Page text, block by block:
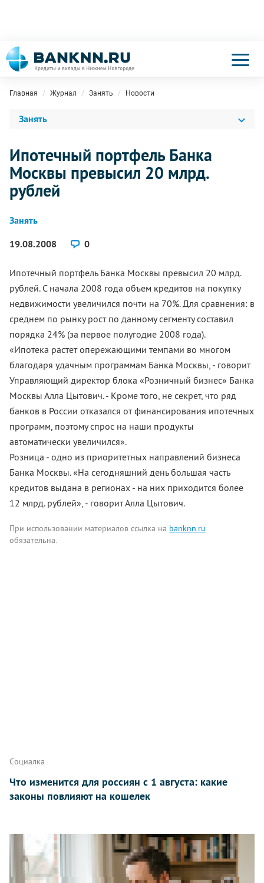
Главная Журнал Занять Новости
Занять
Ипотечный портфель Банка
Москвы превысил 20 млрд.
рублей
Занять
19.08.2008
0
Ипотечный портфель Банка Москвы превысил 20 млрд.
рублей. С начала 2008 года объем кредитов на покупку
недвижимости увеличился почти на 70%. Для сравнения: в
среднем по рынку рост по данному сегменту составил
порядка 24% (за первое полугодие 2008 года).
«Ипотека растет опережающими темпами во многом
благодаря удачным программам Банка Москвы, - говорит
Управляющий директор блока «Розничный бизнес» Банка
Москвы Алла Цытович. - Кроме того, не секрет, что ряд
банков в России отказался от финансирования ипотечных
программ, поэтому спрос на наши продукты
автоматически увеличился».
Розница - одно из приоритетных направлений бизнеса
Банка Москвы. «На сегодняшний день большая часть
кредитов выдана в регионах - на них приходится более
12 млрд. рублей», - говорит Алла Цытович.
При использовании материалов ссылка на banknn.ru
обязательна.
Социалка
Что изменится для россиян с 1 августа: какие
законы повлияют на кошелек